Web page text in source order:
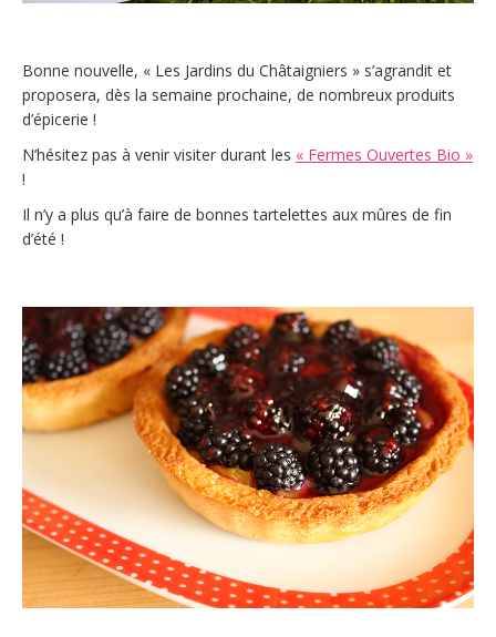
Bonne nouvelle, « Les Jardins du Châtaigniers » s’agrandit et
proposera, dès la semaine prochaine, de nombreux produits
d’épicerie !
N’hésitez pas à venir visiter durant les « Fermes Ouvertes Bio »
!
Il n’y a plus qu’à faire de bonnes tartelettes aux mûres de fin
d’été !